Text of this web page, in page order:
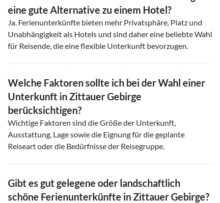
eine gute Alternative zu einem Hotel?
Ja. Ferienunterkünfte bieten mehr Privatsphäre, Platz und
Unabhängigkeit als Hotels und sind daher eine beliebte Wahl
für Reisende, die eine flexible Unterkunft bevorzugen.
Welche Faktoren sollte ich bei der Wahl einer
Unterkunft in Zittauer Gebirge
berücksichtigen?
Wichtige Faktoren sind die Größe der Unterkunft,
Ausstattung, Lage sowie die Eignung für die geplante
Reiseart oder die Bedürfnisse der Reisegruppe.
Gibt es gut gelegene oder landschaftlich
schöne Ferienunterkünfte in Zittauer Gebirge?